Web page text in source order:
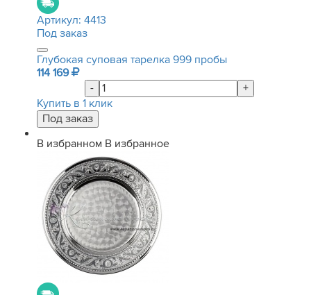
Артикул: 4413
Под заказ
Глубокая суповая тарелка 999 пробы
114 169
-
+
Купить в 1 клик
В избранном В избранное